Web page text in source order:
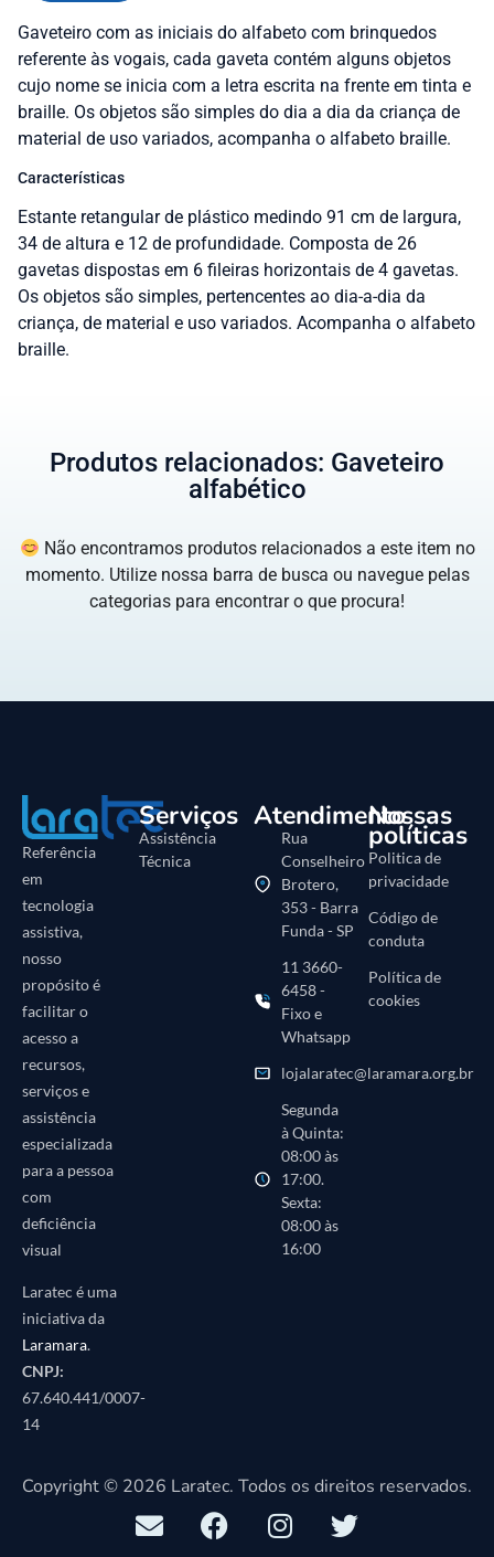
Gaveteiro com as iniciais do alfabeto com brinquedos
referente às vogais, cada gaveta contém alguns objetos
cujo nome se inicia com a letra escrita na frente em tinta e
braille. Os objetos são simples do dia a dia da criança de
material de uso variados, acompanha o alfabeto braille.
Características
Estante retangular de plástico medindo 91 cm de largura,
34 de altura e 12 de profundidade. Composta de 26
gavetas dispostas em 6 fileiras horizontais de 4 gavetas.
Os objetos são simples, pertencentes ao dia-a-dia da
criança, de material e uso variados. Acompanha o alfabeto
braille.
Produtos relacionados: Gaveteiro
alfabético
Não encontramos produtos relacionados a este item no
momento. Utilize nossa barra de busca ou navegue pelas
categorias para encontrar o que procura!
Referência
em
tecnologia
assistiva,
nosso
propósito é
facilitar o
acesso a
recursos,
serviços e
assistência
especializada
para a pessoa
com
deficiência
visual
Laratec é uma
iniciativa da
Laramara.
CNPJ:
67.640.441/0007-
14
Serviços
Assistência
Técnica
Atendimento
Rua
Conselheiro
Brotero,
353 - Barra
Funda - SP
11 3660-
6458 -
Fixo e
Whatsapp
lojalaratec@laramara.org.br
Segunda
à Quinta:
08:00 às
17:00.
Sexta:
08:00 às
16:00
Nossas
políticas
Politica de
privacidade
Código de
conduta
Política de
cookies
Copyright © 2026 Laratec. Todos os direitos reservados.